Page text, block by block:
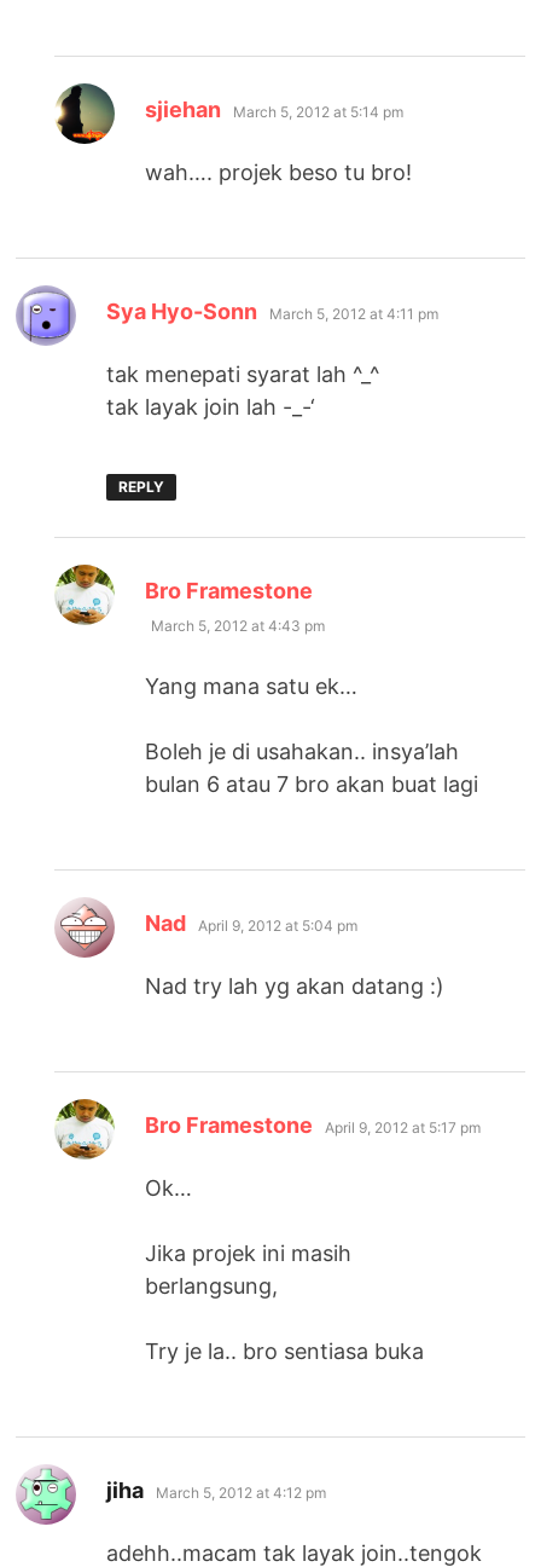
sjiehan says:
March 5, 2012 at 5:14 pm
wah…. projek beso tu bro!
Sya Hyo-Sonn says:
March 5, 2012 at 4:11 pm
tak menepati syarat lah ^_^
tak layak join lah -_-‘
REPLY
Bro Framestone
March 5, 2012 at 4:43 pm
Yang mana satu ek…
Boleh je di usahakan.. insya’lah
bulan 6 atau 7 bro akan buat lagi
Nad says:
April 9, 2012 at 5:04 pm
Nad try lah yg akan datang :)
Bro Framestone says:
April 9, 2012 at 5:17 pm
Ok…
Jika projek ini masih
berlangsung,
Try je la.. bro sentiasa buka
jiha says:
March 5, 2012 at 4:12 pm
adehh..macam tak layak join..tengok